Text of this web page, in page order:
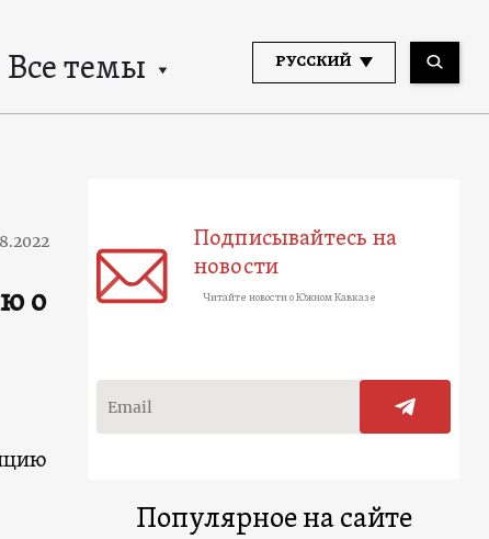
Все темы РУССКИЙ
о
Подписывайтесь на
новости
Читайте новости о Южном Кавказе
Популярное на сайте